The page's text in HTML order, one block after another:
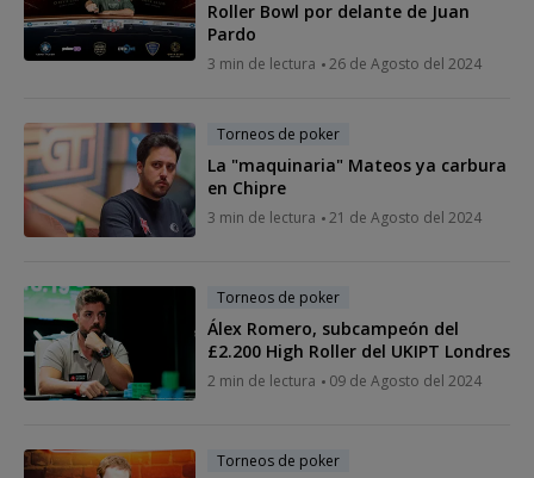
Roller Bowl por delante de Juan
Pardo
3 min de lectura 26 de Agosto del 2024
Torneos de poker
La "maquinaria" Mateos ya carbura
en Chipre
3 min de lectura 21 de Agosto del 2024
Torneos de poker
Álex Romero, subcampeón del
£2.200 High Roller del UKIPT Londres
2 min de lectura 09 de Agosto del 2024
Torneos de poker